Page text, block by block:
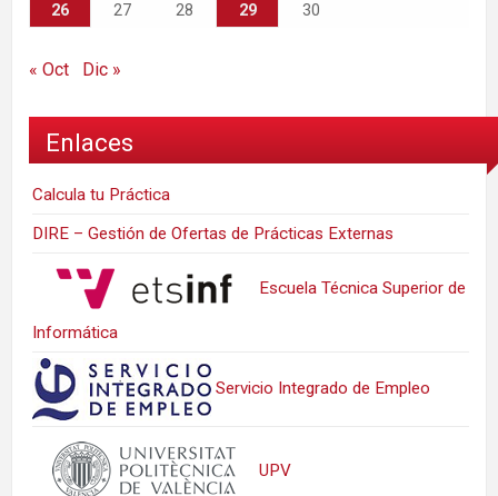
26
27 28 29 30
« Oct Dic »
Enlaces
Calcula tu Práctica
DIRE – Gestión de Ofertas de Prácticas Externas
Escuela Técnica Superior de
Informática
Servicio Integrado de Empleo
UPV